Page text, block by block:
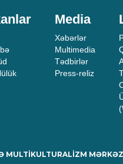
Media
Xəbərlər
Multimedia
Tədbirlər
Press-reliz
MULTİKULTURALİZM